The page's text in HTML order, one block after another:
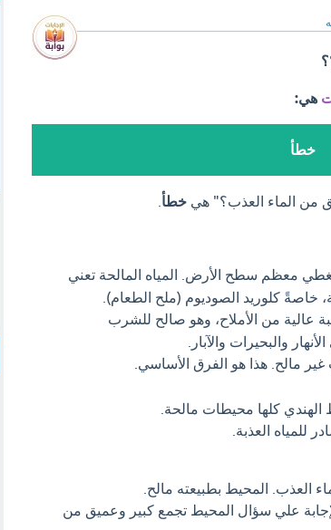
هي:
خطأ
من الماء العذب؟" هي خطأ
معظم سطح الأرض. المياه المالحة تعني
خاصةً كلوريد الصوديوم (ملح الطعام).
عالية من الأملاح، وهو صالح للشرب
والبحيرات والآبار.
غير مالح. هذا هو الفرق الأساسي.
الهندي كلها محيطات مالحة.
للمياه العذبة.
العذب. المحيط بطبيعته مالح.
علي سؤال المحيط تجمع كبير وعميق من